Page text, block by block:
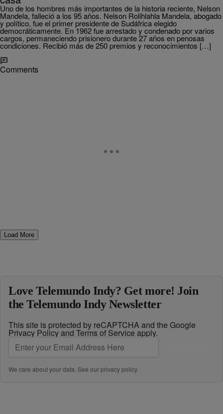
Uno de los hombres más importantes de la historia reciente, Nelson
Mandela, falleció a los 95 años. Nelson Rolihlahla Mandela, abogado
y político, fue el primer presidente de Sudáfrica elegido
democráticamente. En 1962 fue arrestado y condenado por varios
cargos, permaneciendo prisionero durante 27 años en penosas
condiciones. Recibió más de 250 premios y reconocimientos […]
Comments
Load More
Love Telemundo Indy? Get more! Join
the Telemundo Indy Newsletter
This site is protected by reCAPTCHA and the Google
Privacy Policyand Terms of Service apply.
We care about your data. See ourprivacy policy.